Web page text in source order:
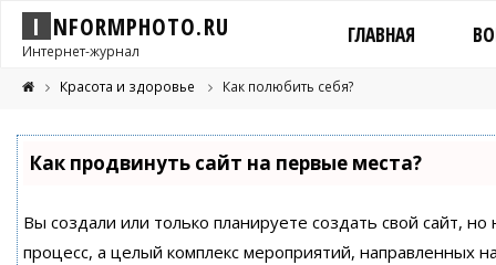
I NFORMPHOTO.RU
Интернет-журнал
ГЛАВНАЯ
Красота и здоровье Как полюбить себя?
Как продвинуть сайт на первые места?
Вы создали или только планируете создать свой сайт,
процесс, а целый комплекс мероприятий, направленных